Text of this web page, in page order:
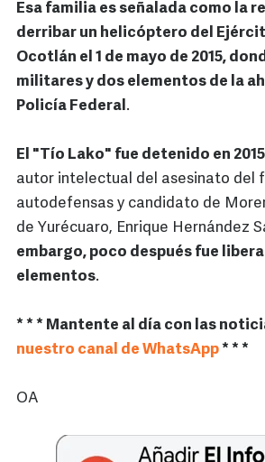
Esa familia es señalada como la
derribar un helicóptero del
Ocotlán el 1 de mayo de 2015,
militares y dos elementos de la
Policía Federal.
El "Tío Lako" fue detenido en 2015
autor intelectual del asesinato del
autodefensas y candidato de
de Yurécuaro, Enrique Hernández
embargo, poco después fue
elementos.
* * * Mantente al día con las
nuestro canal de WhatsApp* * *
OA